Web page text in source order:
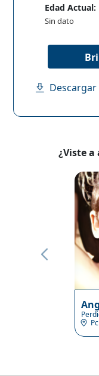
Edad Actual:
Sin dato
¿Viste a